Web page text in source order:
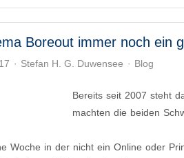
Boreout immer noch ein
Stefan H. G. Duwensee Blog
Bereits seit 2007 steht
machten die beiden
Woche in der nicht ein Online oder